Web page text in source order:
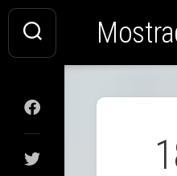
Saltar
contenido